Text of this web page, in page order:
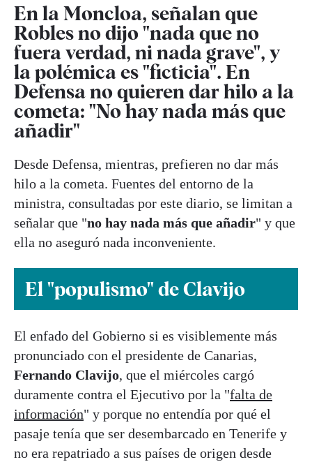
En la Moncloa, señalan que
Robles no dijo "nada que no
fuera verdad, ni nada grave", y
la polémica es "ficticia". En
Defensa no quieren dar hilo a la
cometa: "No hay nada más que
añadir"
Desde Defensa, mientras, prefieren no dar más
hilo a la cometa. Fuentes del entorno de la
ministra, consultadas por este diario, se limitan a
señalar que "no hay nada más que añadir" y que
ella no aseguró nada inconveniente.
El "populismo" de Clavijo
El enfado del Gobierno si es visiblemente más
pronunciado con el presidente de Canarias,
Fernando Clavijo, que el miércoles cargó
duramente contra el Ejecutivo por la "falta de
información" y porque no entendía por qué el
pasaje tenía que ser desembarcado en Tenerife y
no era repatriado a sus países de origen desde